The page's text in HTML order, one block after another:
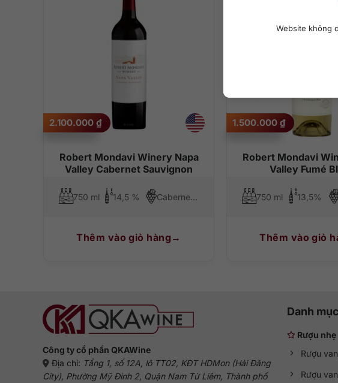
Website không
Robert Mondavi Winery Napa
Valley Cabernet Sauvignon
2.100.000 ₫
750 ml 14,5 % Cabernet Sauvignon
Thêm vào giỏ hàng
Robert Mondavi
Valley Fumé
1.500.000 ₫
750 ml 13,5%
Thêm vào giỏ
Công ty cổ phần QKAWine
Địa chỉ: Tầng 1, số 12A, lô TT02, KĐT HDMon (Hải Đăng
City), Phường Mỹ Đình 2, Quận Nam Từ Liêm, Thành phố
Danh
Rượu nhẹ
Rượu
Rượu